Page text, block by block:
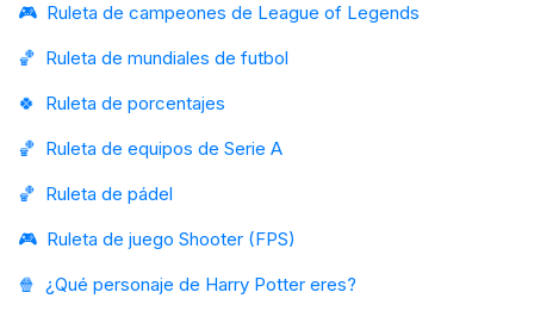
🎮 Ruleta de campeones de League of Legends
🏀 Ruleta de mundiales de futbol
🍀 Ruleta de porcentajes
🏀 Ruleta de equipos de Serie A
🏀 Ruleta de pádel
🎮 Ruleta de juego Shooter (FPS)
🍿 ¿Qué personaje de Harry Potter eres?